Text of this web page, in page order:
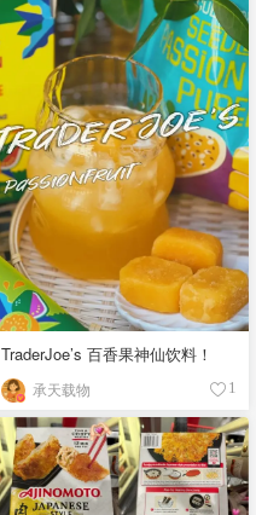
TraderJoe’s 百香果神仙饮料！
承天载物 1